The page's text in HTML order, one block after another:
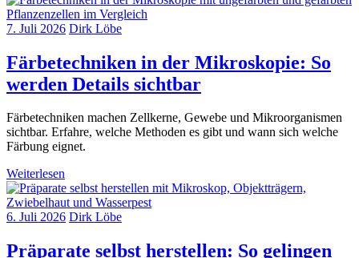
7. Juli 2026 Dirk Löbe
Färbetechniken in der Mikroskopie: So
werden Details sichtbar
Färbetechniken machen Zellkerne, Gewebe und Mikroorganismen
sichtbar. Erfahre, welche Methoden es gibt und wann sich welche
Färbung eignet.
Weiterlesen
6. Juli 2026 Dirk Löbe
Präparate selbst herstellen: So gelingen